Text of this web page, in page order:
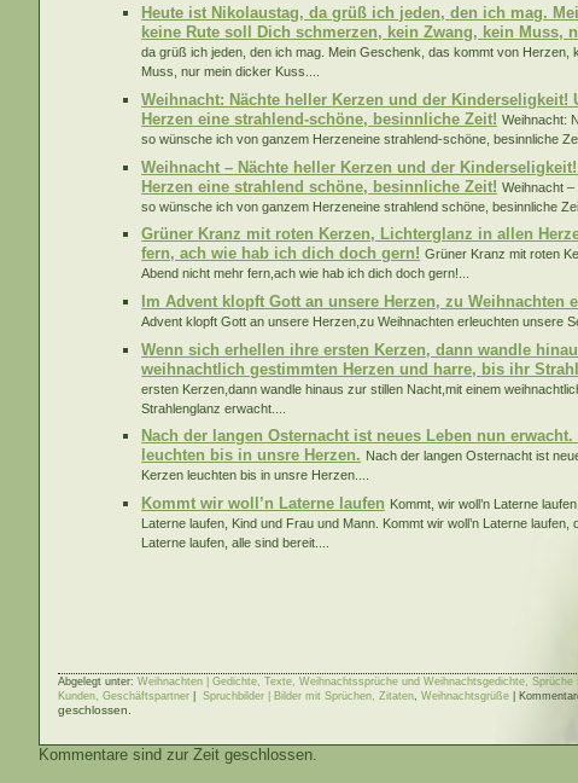
Heute ist Nikolaustag, da grüß ich jeden, den ich mag.
keine Rute soll Dich schmerzen, kein Zwang, kein Muss,
da grüß ich jeden, den ich mag. Mein Geschenk, das kommt von
Muss, nur mein dicker Kuss....
Weihnacht: Nächte heller Kerzen und der Kinderseligkeit!
Herzen eine strahlend-schöne, besinnliche Zeit! Weihnacht:
so wünsche ich von ganzem Herzeneine strahlend-schöne, besinnliche
Weihnacht – Nächte heller Kerzen und der
Herzen eine strahlend schöne, besinnliche Zeit! Weihnacht
so wünsche ich von ganzem Herzeneine strahlend schöne, besinnliche
Grüner Kranz mit roten Kerzen, Lichterglanz in allen
fern, ach wie hab ich dich doch gern! Grüner Kranz mit roten
Abend nicht mehr fern,ach wie hab ich dich doch gern!...
Im Advent klopft Gott an unsere Herzen, zu Weihnachten
Advent klopft Gott an unsere Herzen,zu Weihnachten erleuchten unsere
Wenn sich erhellen ihre ersten Kerzen, dann wandle
weihnachtlich gestimmten Herzen und harre, bis ihr
ersten Kerzen,dann wandle hinaus zur stillen Nacht,mit einem
Strahlenglanz erwacht....
Nach der langen Osternacht ist neues Leben nun
leuchten bis in unsre Herzen. Nach der langen Osternacht ist
Kerzen leuchten bis in unsre Herzen....
Kommt wir woll’n Laterne laufen Kommt, wir woll’n Laterne
Laterne laufen, Kind und Frau und Mann. Kommt wir woll’n Laterne
Laterne laufen, alle sind bereit....
Abgelegt unter: Weihnachten | Gedichte, Texte, Weihnachtssprüche und Weihnachtsgedichte,
Kunden, Geschäftspartner
Spruchbilder | Bilder mit Sprüchen, Zitaten, Weihnachtsgrüße
geschlossen.
Kommentare sind zur Zeit geschlossen.